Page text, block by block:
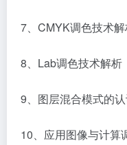
7、CMYK调色技术
8、Lab调色技术解析
9、图层混合模式的
10、应用图像与计算